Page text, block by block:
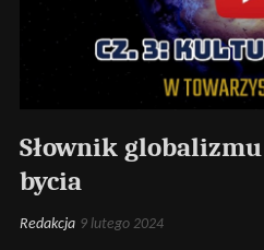
Słownik
bycia
Redakcja 9 lutego 2024